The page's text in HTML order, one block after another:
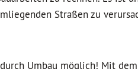
Straßen zu
Umbau möglich! Mit